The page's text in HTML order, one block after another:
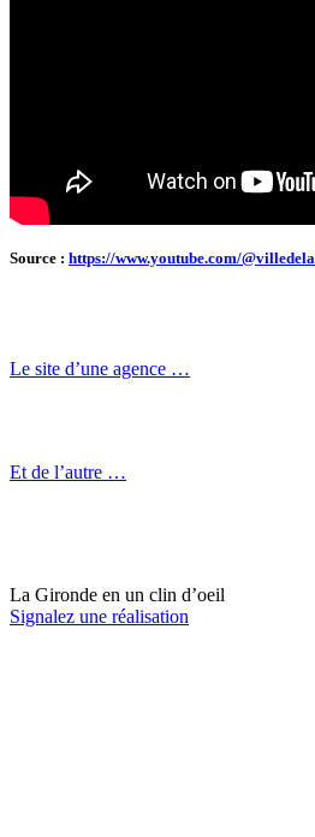
Source : https://www.youtube.com/
Le site d’une agence …
Et de l’autre …
La Gironde en un clin d’oeil
Signalez une réalisation